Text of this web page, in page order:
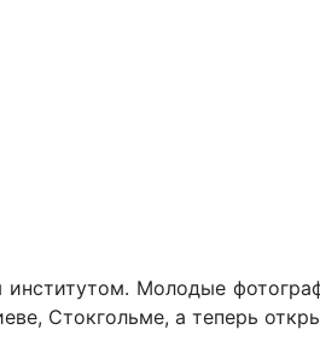
Молодые
Стокгольме, а теперь